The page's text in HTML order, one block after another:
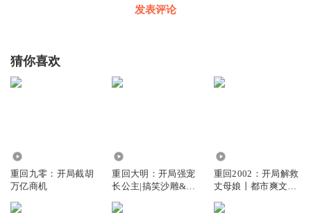
发表评论
猜你喜欢
重回九零：开局截胡
万亿商机
重回大明：开局强宠
长公主|搞笑沙雕&爆
重回2002：开局解救
丈母娘丨都市爽文丨